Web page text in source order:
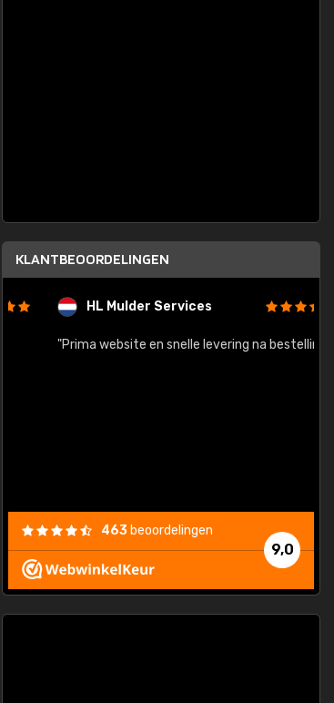
KLANTBEOORDELINGEN
HL Mulder Services
"Prima website en snelle levering na bestelling"
9,0
463 beoordelingen